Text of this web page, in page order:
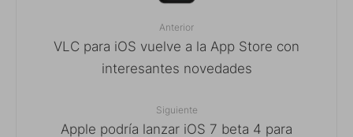
Anterior
VLC para iOS vuelve a la App Store con
interesantes novedades
Siguiente
Apple podría lanzar iOS 7 beta 4 para